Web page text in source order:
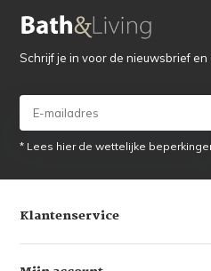
Schrijf je in voor de nieuwsbrief
* Lees hier de wettelijke
Klantenservice